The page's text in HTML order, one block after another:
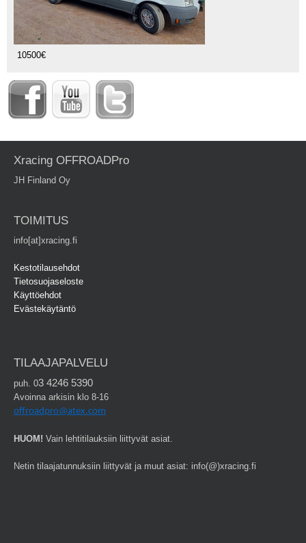
10500€
Xracing OFFROADPro
JH Finland Oy
TOIMITUS
info[at]xracing.fi
Kestotilausehdot
Tietosuojaseloste
Käyttöehdot
Evästekäytäntö
TILAAJAPALVELU
puh. 03 4246 5390
Avoinna arkisin klo 8-16
offroadpro@atex.com
HUOM! Vain lehtitilauksiin liittyvät asiat.
Netin tilaajatunnuksiin liittyvät ja muut asiat: info(@)xracing.fi